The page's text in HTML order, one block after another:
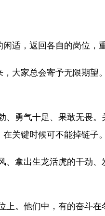
，返回各自的岗位，
家总会寄予无限期望
勇气十足、果敢无畏。
关键时候可不能掉链子。
拿出生龙活虎的干劲、
。他们中，有的奋斗在